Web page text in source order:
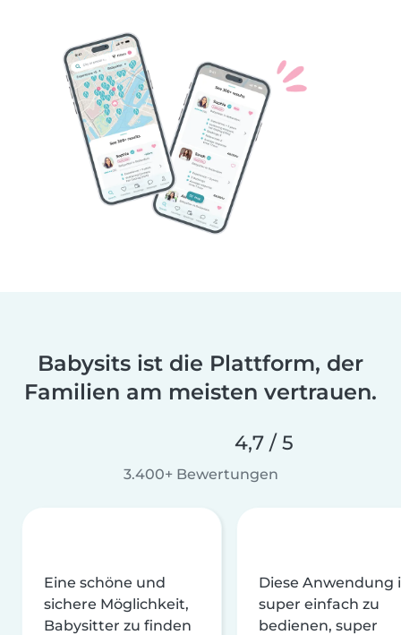
Babysits ist die Plattform, der
Familien am meisten vertrauen.
4,7 / 5
3.400+ Bewertungen
Eine schöne und
sichere Möglichkeit,
Babysitter zu finden
Diese Anwendung
super einfach zu
bedienen, super